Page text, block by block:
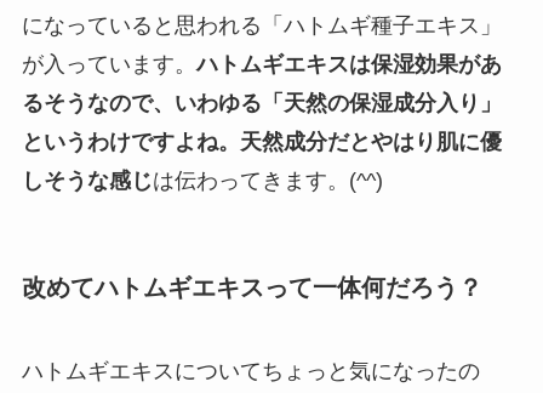
になっていると思われる「ハトムギ種子エキス」
が入っています。ハトムギエキスは保湿効果があ
るそうなので、いわゆる「天然の保湿成分入り」
というわけですよね。天然成分だとやはり肌に優
しそうな感じは伝わってきます。(^^)
改めてハトムギエキスって一体何だろう？
ハトムギエキスについてちょっと気になったの